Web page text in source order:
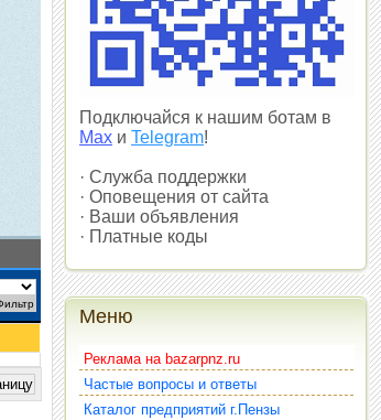
Подключайся к нашим ботам в
Max и Telegram!
· Служба поддержки
· Оповещения от сайта
· Ваши объявления
· Платные коды
Меню
Реклама на bazarpnz.ru
Частые вопросы и ответы
Каталог предприятий г.Пензы